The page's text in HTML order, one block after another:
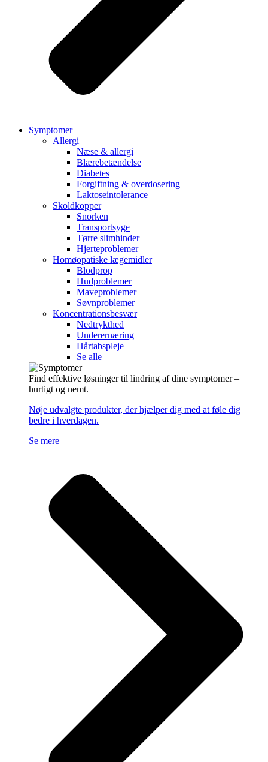
Symptomer
Allergi
Næse & allergi
Blærebetændelse
Diabetes
Forgiftning & overdosering
Laktoseintolerance
Skoldkopper
Snorken
Transportsyge
Tørre slimhinder
Hjerteproblemer
Homøopatiske lægemidler
Blodprop
Hudproblemer
Maveproblemer
Søvnproblemer
Koncentrationsbesvær
Nedtrykthed
Underernæring
Hårtabspleje
Se alle
Find effektive løsninger til lindring af dine symptomer –
hurtigt og nemt.
Nøje udvalgte produkter, der hjælper dig med at føle dig
bedre i hverdagen.
Se mere